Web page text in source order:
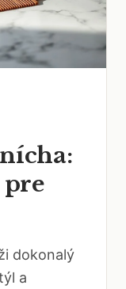
pre
dokonalý
a